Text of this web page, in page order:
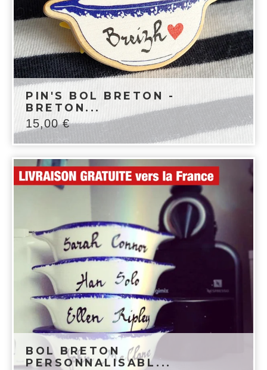
PIN'S BOL BRETON -
BRETON...
15,00€
BOL BRETON
PERSONNALISABL...